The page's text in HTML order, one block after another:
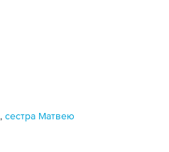
,сестра Матвею